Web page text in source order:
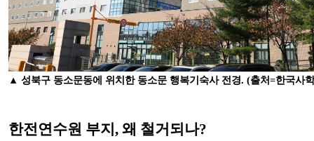
▲ 성북구 동소문동에 위치한 동소문 행복기숙사 전경. (출처=한국사
한전연수원 부지, 왜 철거되나?